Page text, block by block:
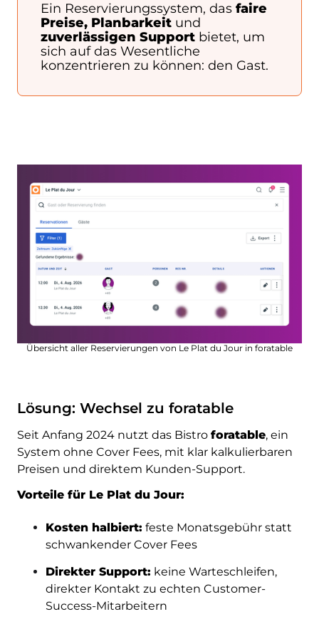
Ein Reservierungssystem, das faire
Preise, Planbarkeit und
zuverlässigen Support bietet, um
sich auf das Wesentliche
konzentrieren zu können: den Gast.
Übersicht aller Reservierungen von Le Plat du Jour in foratable
Lösung: Wechsel zu foratable
Seit Anfang 2024 nutzt das Bistro foratable, ein
System ohne Cover Fees, mit klar kalkulierbaren
Preisen und direktem Kunden-Support.
Vorteile für Le Plat du Jour:
Kosten halbiert: feste Monatsgebühr statt
schwankender Cover Fees
Direkter Support: keine Warteschleifen,
direkter Kontakt zu echten Customer-
Success-Mitarbeitern